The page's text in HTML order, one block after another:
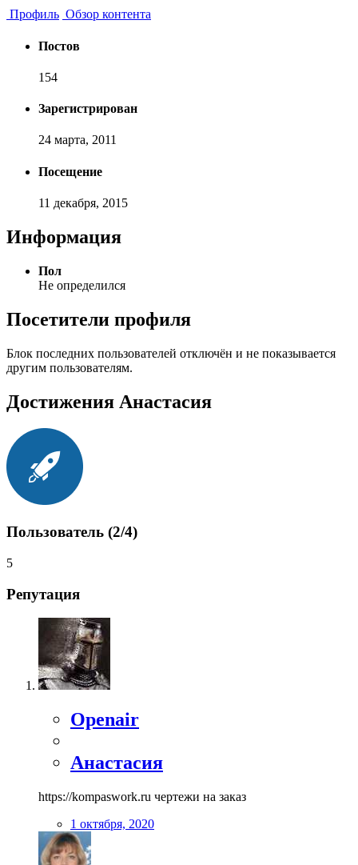
Профиль Обзор контента
Постов
154
Зарегистрирован
24 марта, 2011
Посещение
11 декабря, 2015
Информация
Пол
Не определился
Посетители профиля
Блок последних пользователей отключён и не показывается
другим пользователям.
Достижения Анастасия
Пользователь (2/4)
5
Репутация
Openair
Анастасия
https://kompaswork.ru чертежи на заказ
1 октября, 2020